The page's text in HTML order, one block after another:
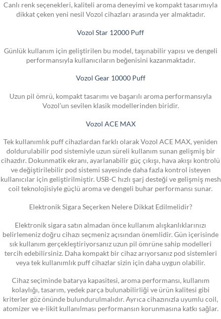
Canlı renk seçenekleri, kaliteli aroma deneyimi ve kompakt tasarımıyla
dikkat çeken yeni nesil Vozol cihazları arasında yer almaktadır.
Vozol Star 12000 Puff
Günlük kullanım için geliştirilen bu model, taşınabilir yapısı ve dengeli
performansıyla kullanıcıların beğenisini kazanmaktadır.
Vozol Gear 10000 Puff
Uzun pil ömrü, kompakt tasarımı ve başarılı aroma performansıyla
Vozol’un sevilen klasik modellerinden biridir.
Vozol ACE MAX
Tek kullanımlık puff cihazlardan farklı olarak Vozol ACE MAX, yeniden
doldurulabilir pod sistemiyle uzun süreli kullanım sunan gelişmiş bir
cihazdır. Dokunmatik ekranı, ayarlanabilir güç çıkışı, hava akışı kontrolü
ve değiştirilebilir pod sistemi sayesinde daha fazla kontrol isteyen
kullanıcılar için geliştirilmiştir. USB-C hızlı şarj desteği ve gelişmiş mesh
coil teknolojisiyle güçlü aroma ve dengeli buhar performansı sunar.
Elektronik Sigara Seçerken Nelere Dikkat Edilmelidir?
Elektronik sigara satın almadan önce kullanım alışkanlıklarınızı
belirlemeniz doğru cihazı seçmeniz açısından önemlidir. Gün içerisinde
sık kullanım gerçekleştiriyorsanız uzun pil ömrüne sahip modelleri
tercih edebilirsiniz. Daha kompakt bir cihaz arıyorsanız pod sistemleri
veya tek kullanımlık puff cihazlar sizin için daha uygun olabilir.
Cihaz seçiminde batarya kapasitesi, aroma performansı, kullanım
kolaylığı, tasarım, yedek parça bulunabilirliği ve ürün kalitesi gibi
kriterler göz önünde bulundurulmalıdır. Ayrıca cihazınızla uyumlu coil,
atomizer ve e-likit kullanılması performansın korunmasına katkı sağlar.